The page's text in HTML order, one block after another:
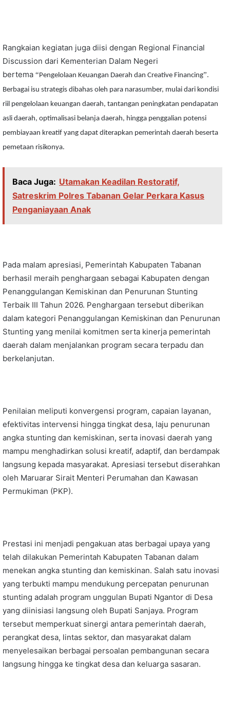
Rangkaian kegiatan juga diisi dengan Regional Financial
Discussion dari Kementerian Dalam Negeri
bertema “Pengelolaan Keuangan Daerah dan Creative Financing”.
Berbagai isu strategis dibahas oleh para narasumber, mulai dari kondisi
riil pengelolaan keuangan daerah, tantangan peningkatan pendapatan
asli daerah, optimalisasi belanja daerah, hingga penggalian potensi
pembiayaan kreatif yang dapat diterapkan pemerintah daerah beserta
pemetaan risikonya.
Baca Juga: Utamakan Keadilan Restoratif,
Satreskrim Polres Tabanan Gelar Perkara Kasus
Penganiayaan Anak
Pada malam apresiasi, Pemerintah Kabupaten Tabanan
berhasil meraih penghargaan sebagai Kabupaten dengan
Penanggulangan Kemiskinan dan Penurunan Stunting
Terbaik III Tahun 2026. Penghargaan tersebut diberikan
dalam kategori Penanggulangan Kemiskinan dan Penurunan
Stunting yang menilai komitmen serta kinerja pemerintah
daerah dalam menjalankan program secara terpadu dan
berkelanjutan.
Penilaian meliputi konvergensi program, capaian layanan,
efektivitas intervensi hingga tingkat desa, laju penurunan
angka stunting dan kemiskinan, serta inovasi daerah yang
mampu menghadirkan solusi kreatif, adaptif, dan berdampak
langsung kepada masyarakat. Apresiasi tersebut diserahkan
oleh Maruarar Sirait Menteri Perumahan dan Kawasan
Permukiman (PKP).
Prestasi ini menjadi pengakuan atas berbagai upaya yang
telah dilakukan Pemerintah Kabupaten Tabanan dalam
menekan angka stunting dan kemiskinan. Salah satu inovasi
yang terbukti mampu mendukung percepatan penurunan
stunting adalah program unggulan Bupati Ngantor di Desa
yang diinisiasi langsung oleh Bupati Sanjaya. Program
tersebut memperkuat sinergi antara pemerintah daerah,
perangkat desa, lintas sektor, dan masyarakat dalam
menyelesaikan berbagai persoalan pembangunan secara
langsung hingga ke tingkat desa dan keluarga sasaran.